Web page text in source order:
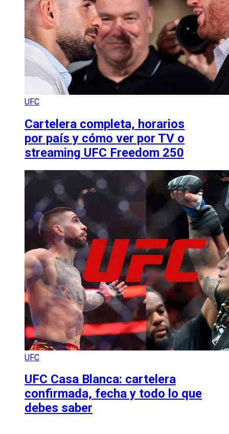
UFC
Cartelera completa, horarios
por país y cómo ver por TV o
streaming UFC Freedom 250
UFC
UFC Casa Blanca: cartelera
confirmada, fecha y todo lo que
debes saber